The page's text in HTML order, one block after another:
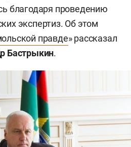
благодаря проведению
экспертиз. Об этом
правде» рассказал
Бастрыкин.